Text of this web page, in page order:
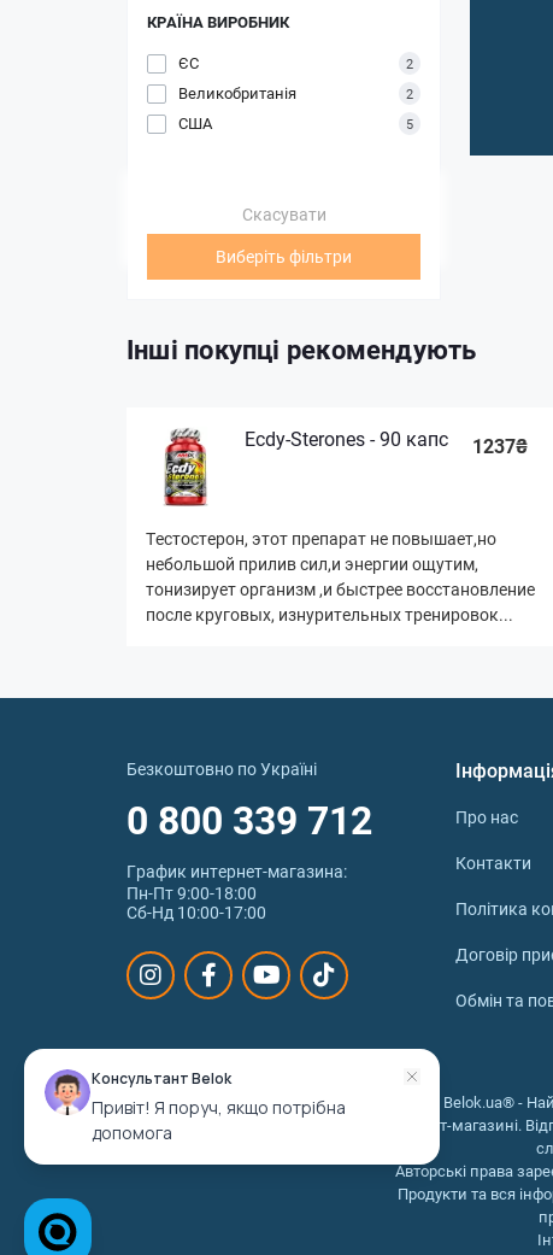
КРАЇНА ВИРОБНИК
ЄС
2
Великобританія 2
США 5
Скасувати
Виберіть фільтри
Інші покупці рекомендують
Ecdy-Sterones - 90 капс 1237₴
Тестостерон, этот препарат не повышает,но
небольшой прилив сил,и энергии ощутим,
тонизирует организм ,и быстрее восстановление
после круговых, изнурительных тренировок...
Безкоштовно по Україні
0 800 339 712
График интернет‑магазина:
Пн-Пт 9:00-18:00
Сб-Нд 10:00-17:00
Про нас
Контакти
Політика
Договір
Обмін та
© 2026 © Belok.ua® -
інтернет-магазині.
Авторські права
Продукти та вся
Консультант Belok
Привіт! Я поруч, якщо потрібна
допомога